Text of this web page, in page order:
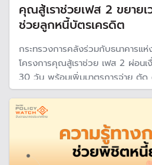
คุณสู้เราช่วยเฟส 2 ขยาย
ช่วยลูกหนี้บัตรเครดิต
กระทรวงการคลังร่วมกับธนาคารแห่
โครงการคุณสู้เราช่วย เฟส 2 ผ่อนเ
30 วัน พร้อมเพิ่มมาตรการจ่าย ตั
จำนวนมากที่สมัครไม่ผ่านในเฟส 1